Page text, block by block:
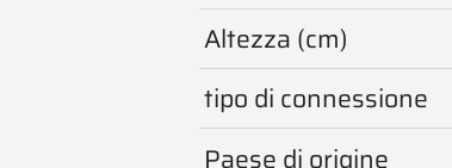
Altezza (cm)
tipo di connessione
Paese di origine